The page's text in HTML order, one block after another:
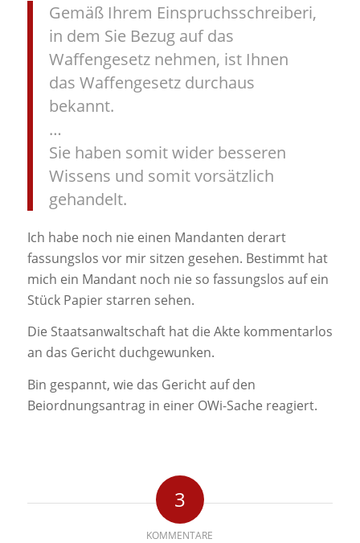
Gemäß Ihrem Einspruchsschreiberi,
in dem Sie Bezug auf das
Waffengesetz nehmen, ist Ihnen
das Waffengesetz durchaus
bekannt.
…
Sie haben somit wider besseren
Wissens und somit vorsätzlich
gehandelt.
Ich habe noch nie einen Mandanten derart
fassungslos vor mir sitzen gesehen. Bestimmt hat
mich ein Mandant noch nie so fassungslos auf ein
Stück Papier starren sehen.
Die Staatsanwaltschaft hat die Akte kommentarlos
an das Gericht duchgewunken.
Bin gespannt, wie das Gericht auf den
Beiordnungsantrag in einer OWi-Sache reagiert.
3
KOMMENTARE